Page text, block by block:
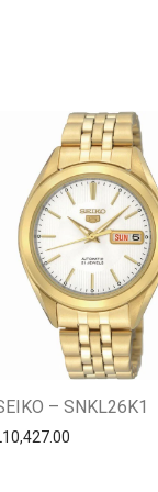
– SNKL26K1
10,427.00